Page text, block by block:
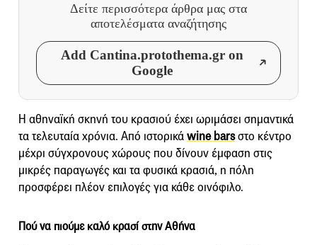
Δείτε περισσότερα άρθρα μας στα
αποτελέσματα αναζήτησης
Add Cantina.protothema.gr on
Google
Η αθηναϊκή σκηνή του κρασιού έχει ωριμάσει σημαντικά
τα τελευταία χρόνια. Από ιστορικάwine barsστο κέντρο
μέχρι σύγχρονους χώρους που δίνουν έμφαση στις
μικρές παραγωγές και τα φυσικά κρασιά, η πόλη
προσφέρει πλέον επιλογές για κάθε οινόφιλο.
Πού να πιούμε καλό κρασί στην Αθήνα